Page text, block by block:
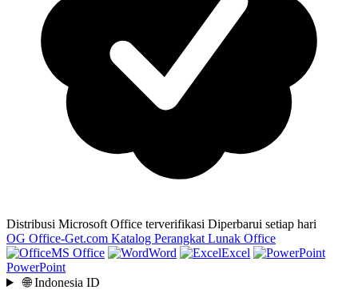
Distribusi Microsoft Office terverifikasi Diperbarui setiap hari
OG Office-Get.com Katalog Perangkat Lunak Office
MS Office
Word
Excel
PowerPoint
🌐 Indonesia ID